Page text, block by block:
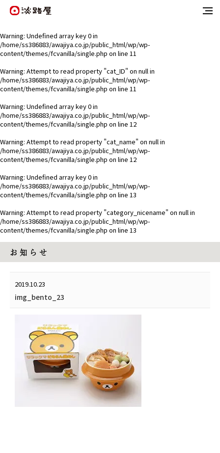
Warning: Undefined array key 0 in
/home/ss386883/awajiya.co.jp/public_html/wp/wp-
content/themes/fcvanilla/single.php on line 11
Warning: Attempt to read property "cat_ID" on null in
/home/ss386883/awajiya.co.jp/public_html/wp/wp-
content/themes/fcvanilla/single.php on line 11
Warning: Undefined array key 0 in
/home/ss386883/awajiya.co.jp/public_html/wp/wp-
content/themes/fcvanilla/single.php on line 12
Warning: Attempt to read property "cat_name" on null in
/home/ss386883/awajiya.co.jp/public_html/wp/wp-
content/themes/fcvanilla/single.php on line 12
Warning: Undefined array key 0 in
/home/ss386883/awajiya.co.jp/public_html/wp/wp-
content/themes/fcvanilla/single.php on line 13
Warning: Attempt to read property "category_nicename" on null in
/home/ss386883/awajiya.co.jp/public_html/wp/wp-
content/themes/fcvanilla/single.php on line 13
お 知 ら せ
2019.10.23
img_bento_23